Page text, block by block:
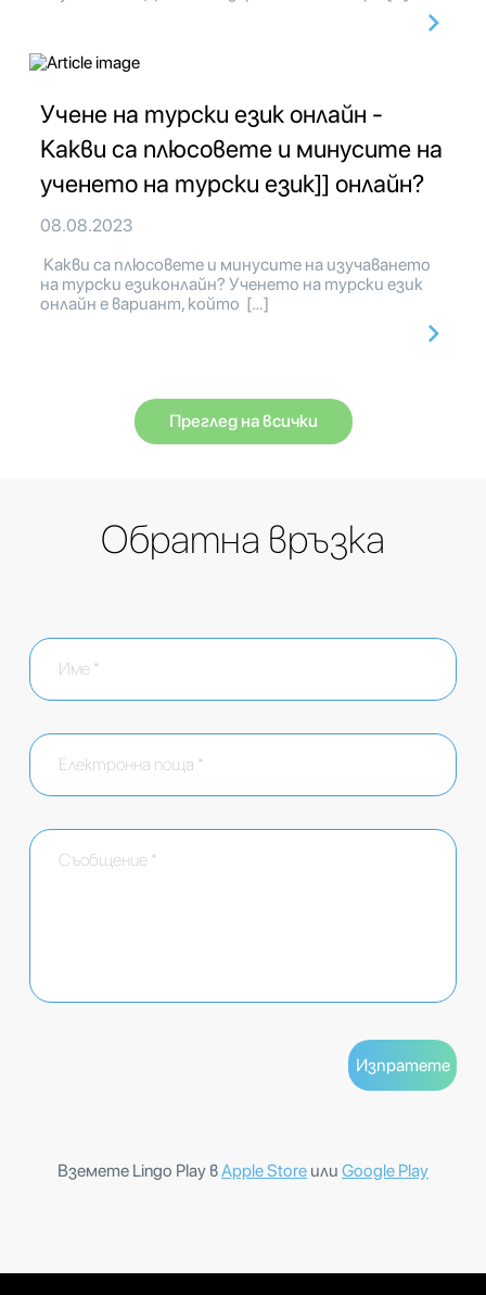
Учене на турски език онлайн -
Какви са плюсовете и минусите на
ученето на турски език]] онлайн?
08.08.2023
Какви са плюсовете и минусите на изучаването
на турски езиконлайн? Ученето на турски език
онлайн е вариант, който […]
Преглед на всички
Обратна връзка
Вземете Lingo Play вApple Store или Google Play